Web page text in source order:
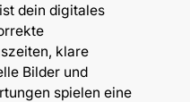
dein digitales
klare
Bilder und
spielen eine